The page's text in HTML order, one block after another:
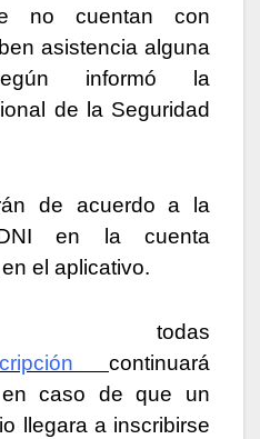
no cuentan con
asistencia alguna
informó la
de la Seguridad
de acuerdo a la
en la cuenta
el aplicativo.
continuará
caso de que un
llegara a inscribirse